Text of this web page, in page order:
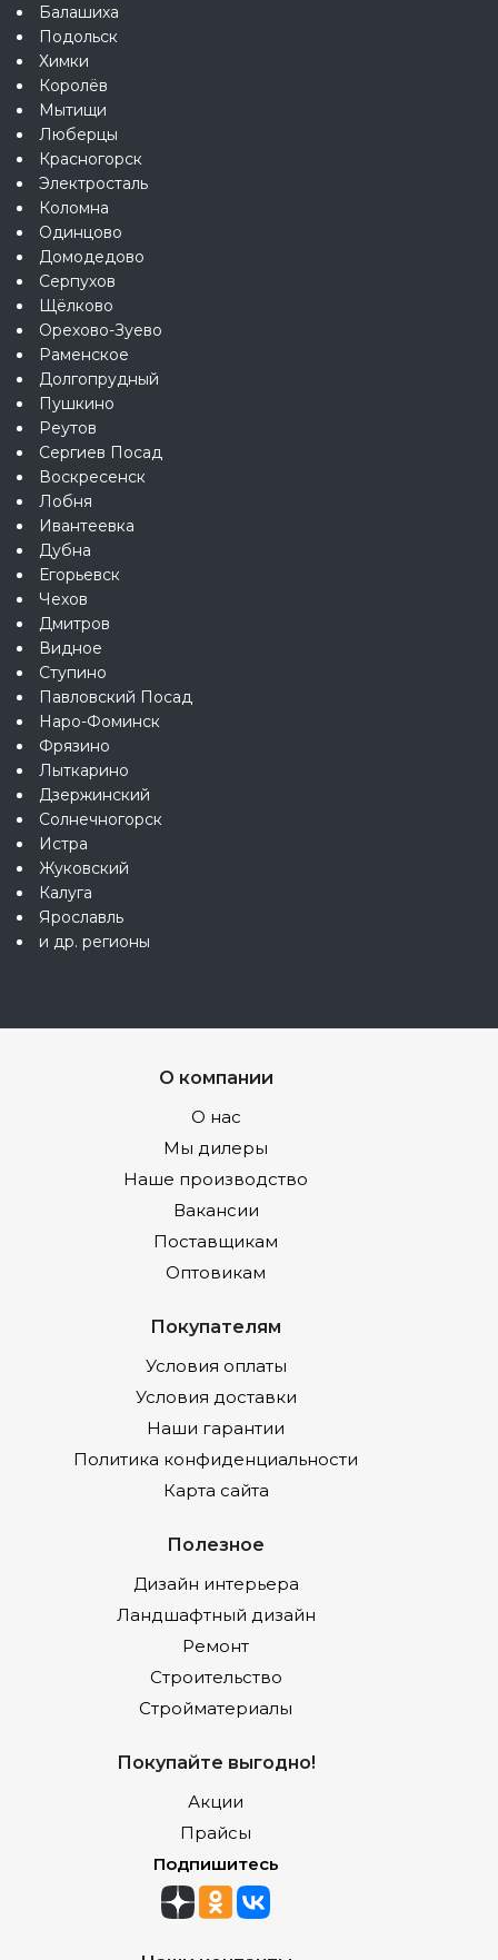
Балашиха
Подольск
Химки
Королёв
Мытищи
Люберцы
Красногорск
Электросталь
Коломна
Одинцово
Домодедово
Серпухов
Щёлково
Орехово-Зуево
Раменское
Долгопрудный
Пушкино
Реутов
Сергиев Посад
Воскресенск
Лобня
Ивантеевка
Дубна
Егорьевск
Чехов
Дмитров
Видное
Ступино
Павловский Посад
Наро-Фоминск
Фрязино
Лыткарино
Дзержинский
Солнечногорск
Истра
Жуковский
Калуга
Ярославль
и др. регионы
О компании
О нас
Мы дилеры
Наше производство
Вакансии
Поставщикам
Оптовикам
Покупателям
Условия оплаты
Условия доставки
Наши гарантии
Политика конфиденциальности
Карта сайта
Полезное
Дизайн интерьера
Ландшафтный дизайн
Ремонт
Строительство
Стройматериалы
Покупайте выгодно!
Акции
Прайсы
Подпишитесь